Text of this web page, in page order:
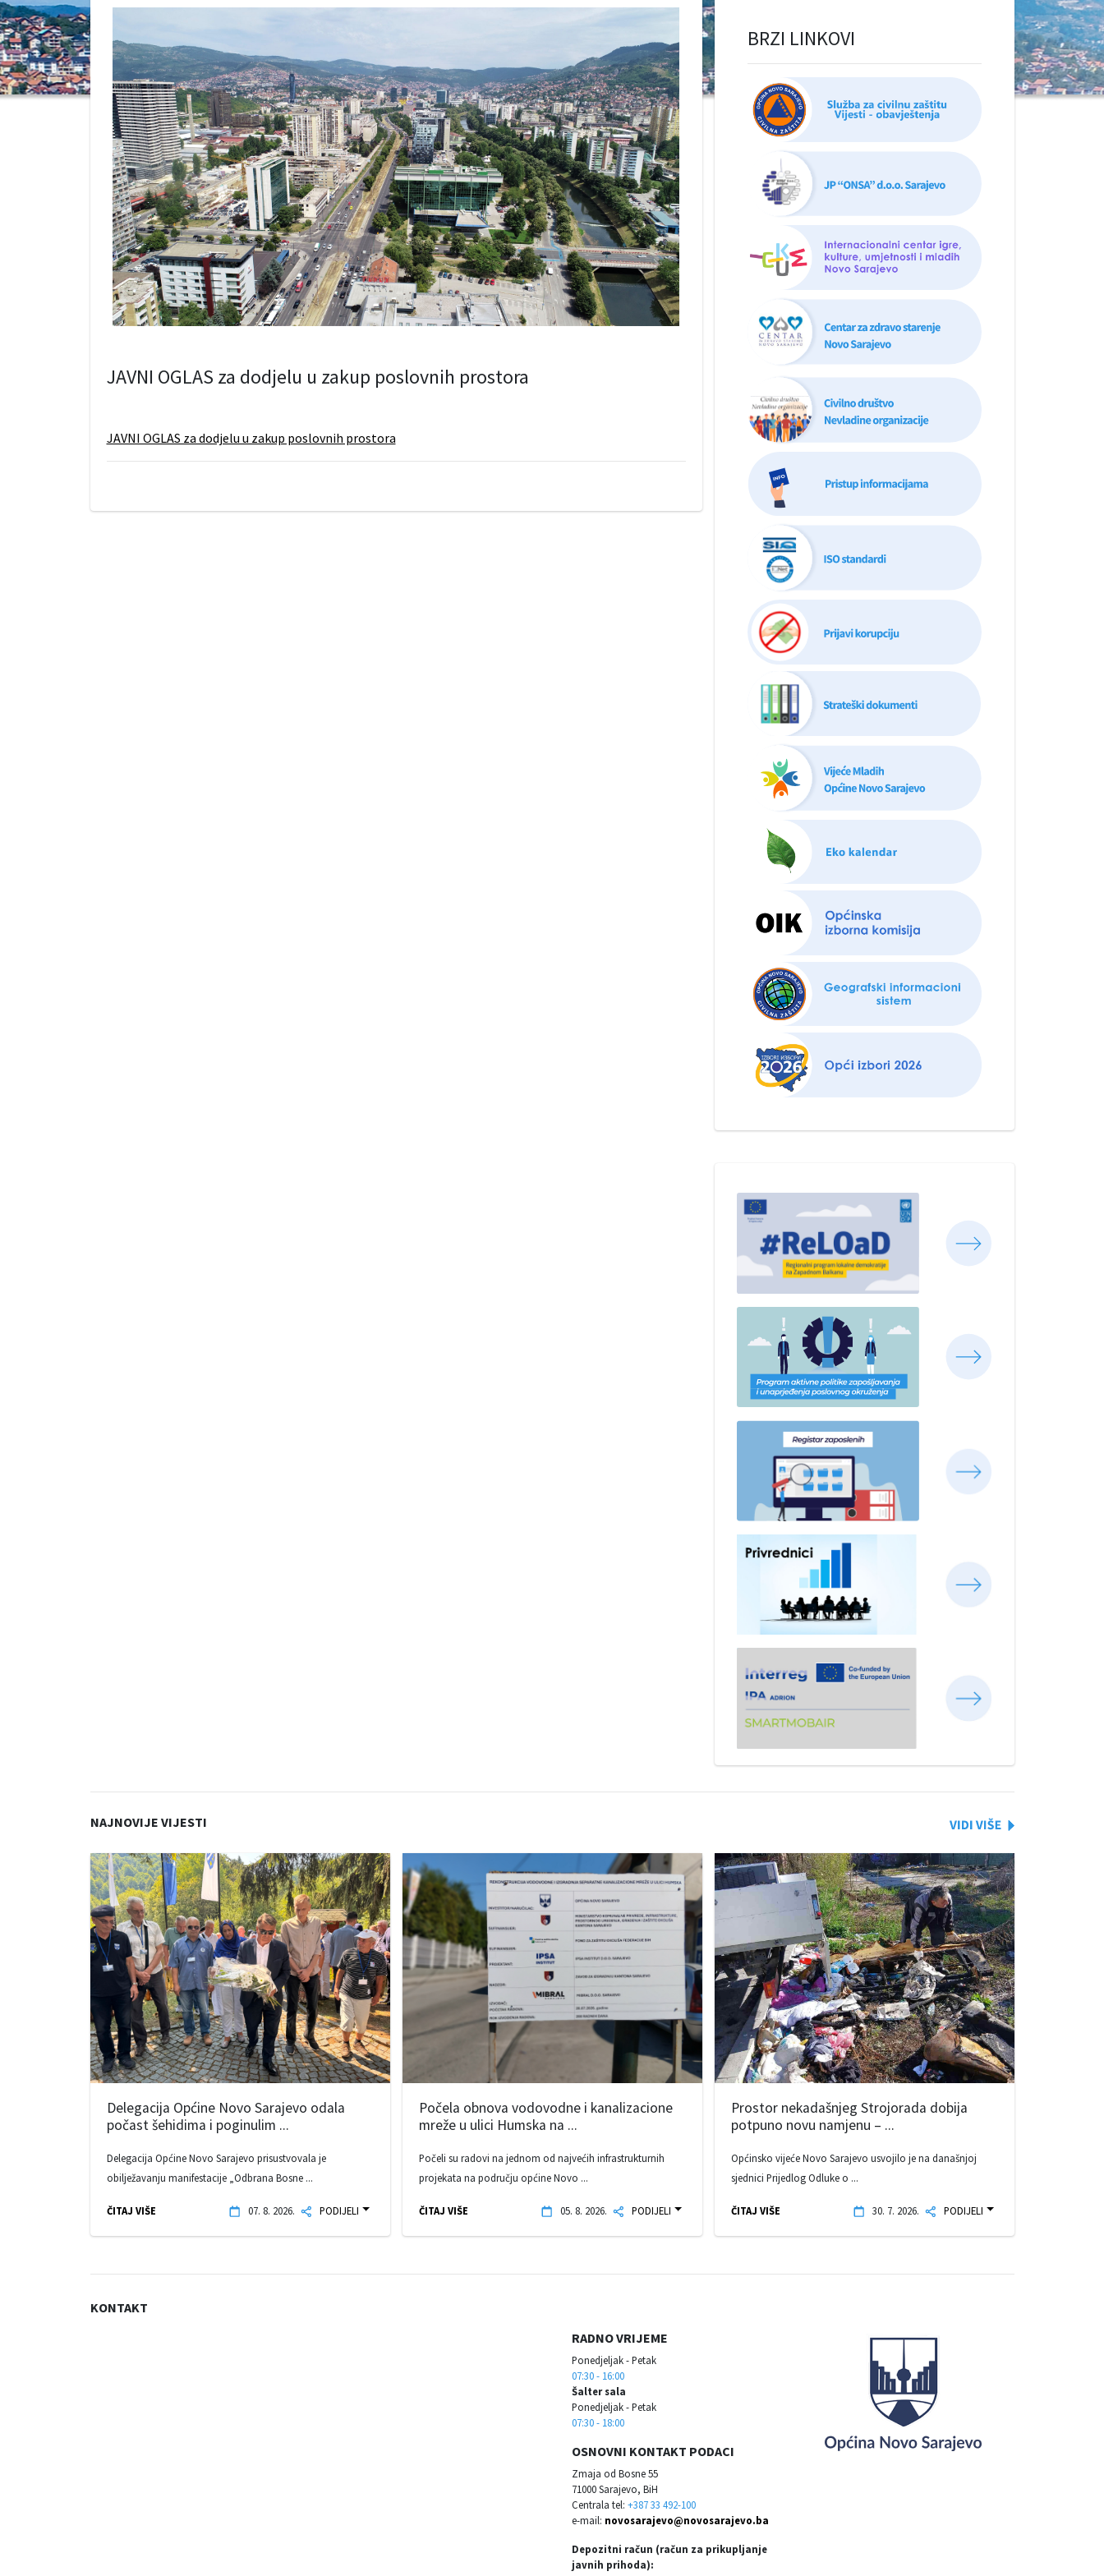
JAVNI OGLAS za dodjelu u zakup poslovnih prostora
JAVNI OGLAS za dodjelu u zakup poslovnih prostora
BRZI LINKOVI
NAJNOVIJE VIJESTI
Delegacija Općine Novo Sarajevo odala
počast šehidima i poginulim ...
Delegacija Općine Novo Sarajevo prisustvovala je
obilježavanju manifestacije „Odbrana Bosne ...
ČITAJ VIŠE 07. 8. 2026. PODIJELI
Počela obnova vodovodne i kanalizacione
mreže u ulici Humska na ...
Počeli su radovi na jednom od najvećih infrastrukturnih
projekata na području općine Novo ...
ČITAJ VIŠE 05. 8. 2026. PODIJELI
Prostor nekadašnjeg Strojorada dobija
potpuno novu namjenu – ...
Općinsko vijeće Novo Sarajevo usvojilo je na današnjoj
sjednici Prijedlog Odluke o ...
ČITAJ VIŠE 30. 7. 2026. PODIJELI
KONTAKT
RADNO VRIJEME
Ponedjeljak - Petak
07:30 - 16:00
Šalter sala
Ponedjeljak - Petak
07:30 - 18:00
OSNOVNI KONTAKT PODACI
Zmaja od Bosne 55
71000 Sarajevo, BiH
Centrala tel: +387 33 492-100
e-mail: novosarajevo@novosarajevo.ba
Depozitni račun (račun za prikupljanje
javnih prihoda):